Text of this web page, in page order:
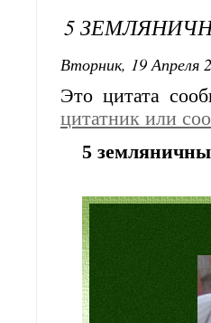
5
Вторник, 19 Апреля
Это цитата
цитатник или
5